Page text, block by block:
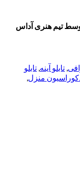
تیم هنری آداس
, تابلو آینه, تابلو
منزل,